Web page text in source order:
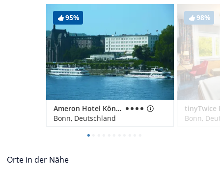
95%
Ameron Hotel Königshof
Bonn, Deutschland
98%
Bonn,
Orte in der Nähe